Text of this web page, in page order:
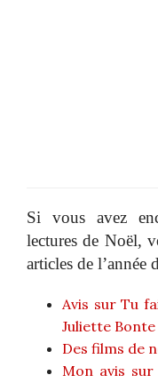
Si vous avez
lectures de Noël,
articles de l’année
Avis sur Tu
Juliette Bonte
Des films de
Mon avis sur